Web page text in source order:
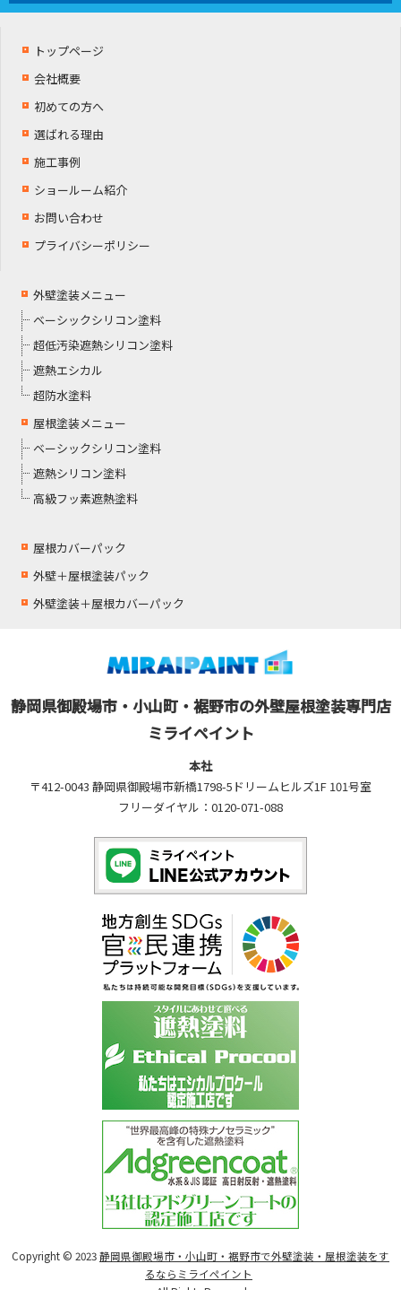
トップページ
会社概要
初めての方へ
選ばれる理由
施工事例
ショールーム紹介
お問い合わせ
プライバシーポリシー
外壁塗装メニュー
ベーシックシリコン塗料
超低汚染遮熱シリコン塗料
遮熱エシカル
超防水塗料
屋根塗装メニュー
ベーシックシリコン塗料
遮熱シリコン塗料
高級フッ素遮熱塗料
屋根カバーパック
外壁＋屋根塗装パック
外壁塗装＋屋根カバーパック
静岡県御殿場市・小山町・裾野市の外壁屋根塗装専門店
ミライペイント
本社
〒412-0043 静岡県御殿場市新橋1798-5ドリームヒルズ1F 101号室
フリーダイヤル：0120-071-088
Copyright © 2023静岡県御殿場市・小山町・裾野市で外壁塗装・屋根塗装をす
るならミライペイント